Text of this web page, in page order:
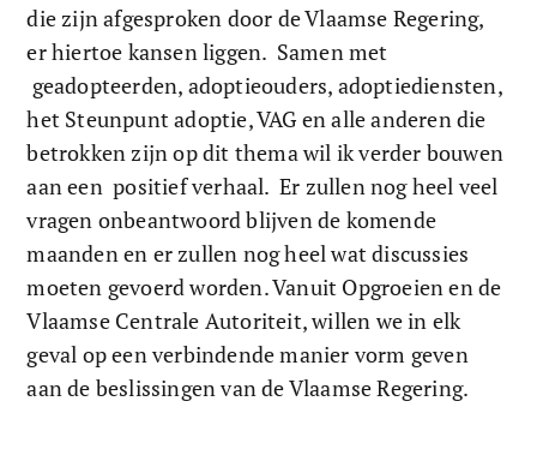
die zijn afgesproken door de Vlaamse Regering,
er hiertoe kansen liggen.  Samen met
geadopteerden, adoptieouders, adoptiediensten,
het Steunpunt adoptie, VAG en alle anderen die
betrokken zijn op dit thema wil ik verder bouwen
aan een  positief verhaal.  Er zullen nog heel veel
vragen onbeantwoord blijven de komende
maanden en er zullen nog heel wat discussies
moeten gevoerd worden. Vanuit Opgroeien en de
Vlaamse Centrale Autoriteit, willen we in elk
geval op een verbindende manier vorm geven
aan de beslissingen van de Vlaamse Regering.